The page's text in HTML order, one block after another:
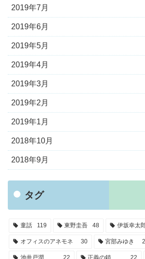
2019年7月
2019年6月
2019年5月
2019年4月
2019年3月
2019年2月
2019年1月
2018年10月
2018年9月
タグ
童話 119 東野圭吾 48 伊坂幸太
オフィスのアネモネ 30 宮部みゆき